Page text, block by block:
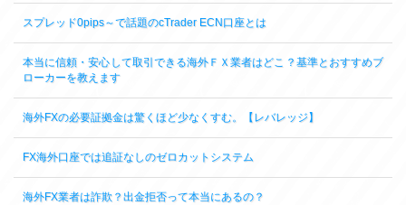
スプレッド0pips～で話題のcTrader ECN口座とは
本当に信頼・安心して取引できる海外ＦＸ業者はどこ？基準とおすすめブ
ローカーを教えます
海外FXの必要証拠金は驚くほど少なくすむ。【レバレッジ】
FX海外口座では追証なしのゼロカットシステム
海外FX業者は詐欺？出金拒否って本当にあるの？